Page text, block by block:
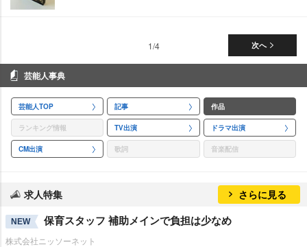
次へ
1/4
芸能人事典
芸能人TOP 記事 作品
ランキング情報 TV出演 ドラマ出演
CM出演 歌詞 音楽配信
求人特集 さらに見る
NEW 保育スタッフ 補助メインで負担は少なめ
株式会社ニッソーネット